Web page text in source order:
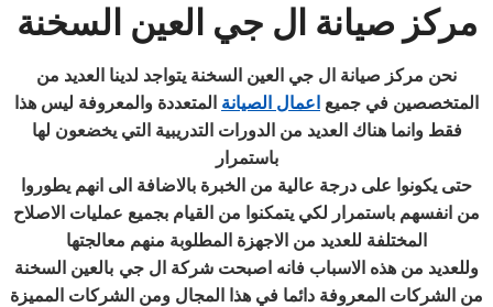
مركز صيانة ال جي العين السخنة
نحن مركز صيانة ال جي العين السخنة يتواجد لدينا العديد من
المتخصصين في جميع اعمال الصيانة المتعددة والمعروفة ليس هذا
فقط وانما هناك العديد من الدورات التدريبية التي يخضعون لها
باستمرار
حتى يكونوا على درجة عالية من الخبرة بالاضافة الى انهم يطوروا
من انفسهم باستمرار لكي يتمكنوا من القيام بجميع عمليات الاصلاح
المختلفة للعديد من الاجهزة المطلوبة منهم معالجتها
وللعديد من هذه الاسباب فانه اصبحت شركة ال جي بالعين السخنة
من الشركات المعروفة دائما في هذا المجال ومن الشركات المميزة